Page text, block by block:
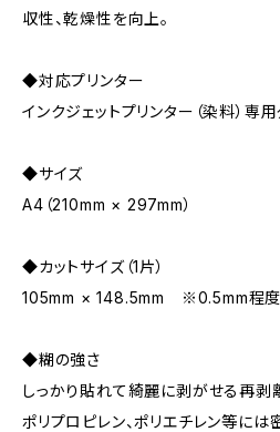
収性、乾燥性を向上。
◆対応プリンター
インクジェットプリンター（染料）専用
◆サイズ
A4（210mm × 297mm）
◆カットサイズ（1片）
105mm × 148.5mm ※0.5mm程度
◆糊の強さ
しっかり貼れて綺麗に剥がせる再剥
ポリプロピレン、ポリエチレン等に